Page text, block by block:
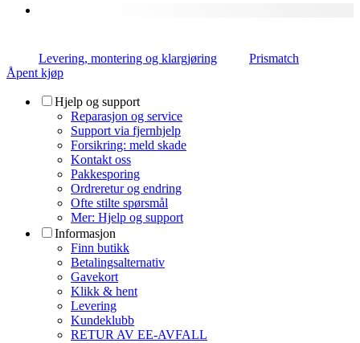
Levering, montering og klargjøring
Prismatch
Åpent kjøp
Hjelp og support
Reparasjon og service
Support via fjernhjelp
Forsikring: meld skade
Kontakt oss
Pakkesporing
Ordreretur og endring
Ofte stilte spørsmål
Mer: Hjelp og support
Informasjon
Finn butikk
Betalingsalternativ
Gavekort
Klikk & hent
Levering
Kundeklubb
RETUR AV EE-AVFALL